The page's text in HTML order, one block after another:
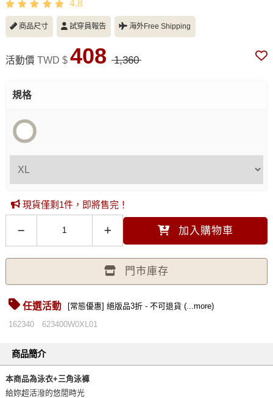
4.8
商品尺寸 試穿員報告 海外Free Shipping
活動價 TWD $ 408 1,360
規格
現貨僅剩1件，即將售完！
加入購物車
門市庫存
任選活動 [常態優惠] 絕版品3折 - 不可退貨 (...more)
162340 623400W0XL01
商品簡介
本商品為泳衣+三角泳褲
給妳超活潑的悠閒時光